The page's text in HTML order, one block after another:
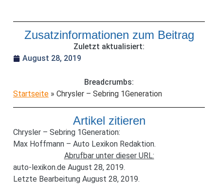
Zusatzinformationen zum Beitrag
Zuletzt aktualisiert:
August 28, 2019
Breadcrumbs:
Startseite» Chrysler – Sebring 1Generation
Artikel zitieren
Chrysler – Sebring 1Generation:
Max Hoffmann – Auto Lexikon Redaktion.
Abrufbar unter dieser URL:
auto-lexikon.de August 28, 2019.
Letzte Bearbeitung August 28, 2019.